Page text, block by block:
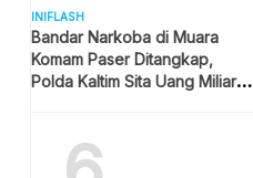
INIFLASH
Bandar Narkoba di Muara
Komam Paser Ditangkap,
Polda Kaltim Sita Uang Miliaran